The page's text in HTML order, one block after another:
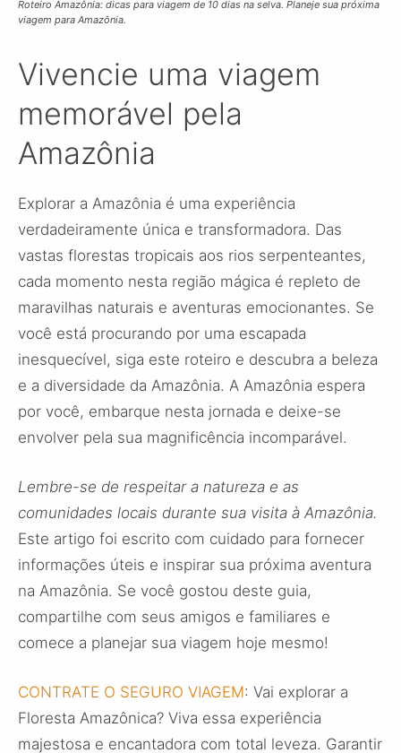
Roteiro Amazônia: dicas para viagem de 10 dias na selva. Planeje sua próxima
viagem para Amazônia.
Vivencie uma viagem
memorável pela
Amazônia
Explorar a Amazônia é uma experiência
verdadeiramente única e transformadora. Das
vastas florestas tropicais aos rios serpenteantes,
cada momento nesta região mágica é repleto de
maravilhas naturais e aventuras emocionantes. Se
você está procurando por uma escapada
inesquecível, siga este roteiro e descubra a beleza
e a diversidade da Amazônia. A Amazônia espera
por você, embarque nesta jornada e deixe-se
envolver pela sua magnificência incomparável.
Lembre-se de respeitar a natureza e as
comunidades locais durante sua visita à Amazônia.
Este artigo foi escrito com cuidado para fornecer
informações úteis e inspirar sua próxima aventura
na Amazônia. Se você gostou deste guia,
compartilhe com seus amigos e familiares e
comece a planejar sua viagem hoje mesmo!
CONTRATE O SEGURO VIAGEM: Vai explorar a
Floresta Amazônica? Viva essa experiência
majestosa e encantadora com total leveza. Garantir